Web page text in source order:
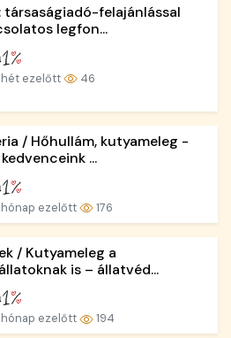
társaságiadó-felajánlással
legfon...
hét ezelőtt 46
/ Hőhullám, kutyameleg -
...
hónap ezelőtt 176
/ Kutyameleg a
is – állatvéd...
hónap ezelőtt 194